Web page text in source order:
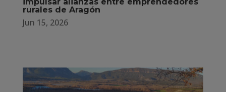
rurales de Aragón
Jun 15, 2026